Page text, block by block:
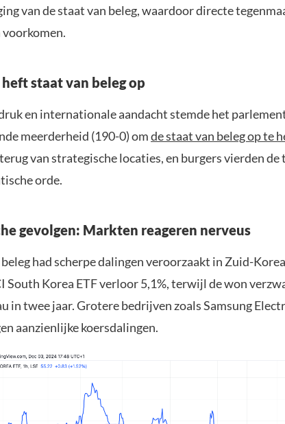
van de staat van beleg, waardoor directe
staat van beleg op
en internationale aandacht stemde het
meerderheid (190-0) omde staat van beleg op te
van strategische locaties, en burgers vierden de
orde.
gevolgen: Markten reageren nerveus
had scherpe dalingen veroorzaakt in Zuid-
South Korea ETF verloor 5,1%, terwijl de won
in twee jaar. Grotere bedrijven zoals Samsung
aanzienlijke koersdalingen.